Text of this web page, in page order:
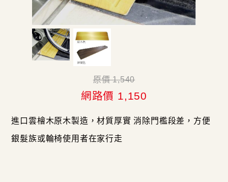
原價 1,540
網路價 1,150
進口雲檜木原木製造，材質厚實 消除門檻段差，方便
銀髮族或輪椅使用者在家行走